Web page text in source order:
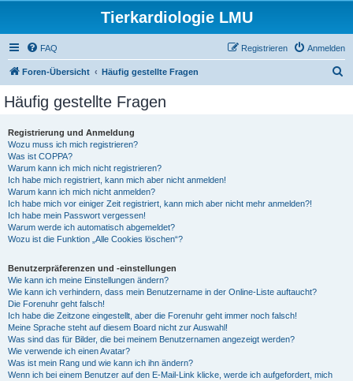
Tierkardiologie LMU
FAQ Anmelden
Registrieren
Foren-Übersicht Häufig gestellte Fragen
Häufig gestellte Fragen
Registrierung und Anmeldung
Wozu muss ich mich registrieren?
Was ist COPPA?
Warum kann ich mich nicht registrieren?
Ich habe mich registriert, kann mich aber nicht anmelden!
Warum kann ich mich nicht anmelden?
Ich habe mich vor einiger Zeit registriert, kann mich aber nicht mehr anmelden?!
Ich habe mein Passwort vergessen!
Warum werde ich automatisch abgemeldet?
Wozu ist die Funktion „Alle Cookies löschen“?
Benutzerpräferenzen und -einstellungen
Wie kann ich meine Einstellungen ändern?
Wie kann ich verhindern, dass mein Benutzername in der Online-Liste auftaucht?
Die Forenuhr geht falsch!
Ich habe die Zeitzone eingestellt, aber die Forenuhr geht immer noch falsch!
Meine Sprache steht auf diesem Board nicht zur Auswahl!
Was sind das für Bilder, die bei meinem Benutzernamen angezeigt werden?
Wie verwende ich einen Avatar?
Was ist mein Rang und wie kann ich ihn ändern?
Wenn ich bei einem Benutzer auf den E-Mail-Link klicke, werde ich aufgefordert, mich